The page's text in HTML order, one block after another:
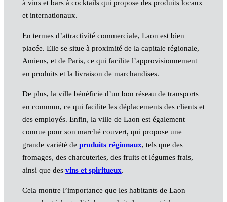
à vins et bars à cocktails qui propose des produits locaux
et internationaux.
En termes d’attractivité commerciale, Laon est bien
placée. Elle se situe à proximité de la capitale régionale,
Amiens, et de Paris, ce qui facilite l’approvisionnement
en produits et la livraison de marchandises.
De plus, la ville bénéficie d’un bon réseau de transports
en commun, ce qui facilite les déplacements des clients et
des employés. Enfin, la ville de Laon est également
connue pour son marché couvert, qui propose une
grande variété de produits régionaux, tels que des
fromages, des charcuteries, des fruits et légumes frais,
ainsi que des vins et spiritueux.
Cela montre l’importance que les habitants de Laon